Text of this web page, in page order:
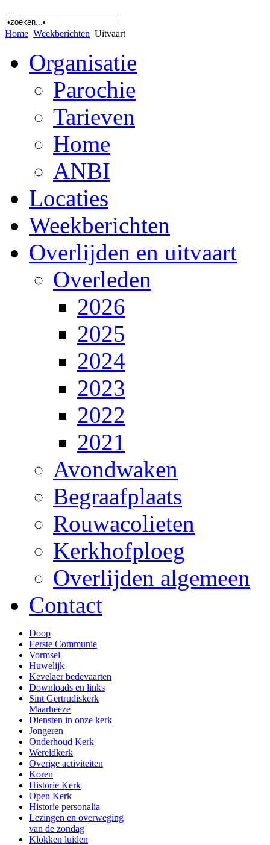
Home Weekberichten Uitvaart
Organisatie
Parochie
Tarieven
Home
ANBI
Locaties
Weekberichten
Overlijden en uitvaart
Overleden
2026
2025
2024
2023
2022
2021
Avondwaken
Begraafplaats
Rouwacolieten
Kerkhofploeg
Overlijden algemeen
Contact
Doop
Eerste Communie
Vormsel
Huwelijk
Kevelaer bedevaarten
Downloads en links
Sint Gertrudiskerk
Maarheeze
Diensten in onze kerk
Jongeren
Onderhoud Kerk
Wereldkerk
Overige activiteiten
Koren
Historie Kerk
Open Kerk
Historie personalia
Lezingen en overweging
van de zondag
Klokken luiden